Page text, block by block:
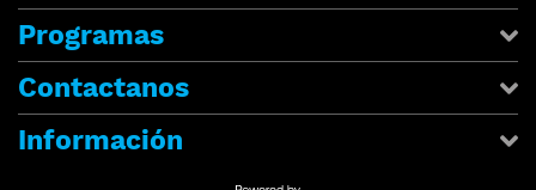
Programas
Contactanos
Información